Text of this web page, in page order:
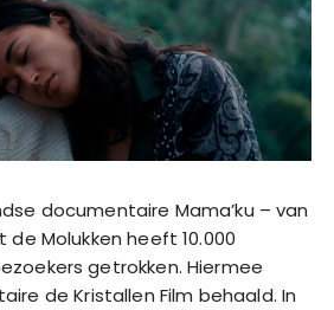
documentaire Mama’ku – van
Molukken heeft 10.000
getrokken. Hiermee
de Kristallen Film behaald. In